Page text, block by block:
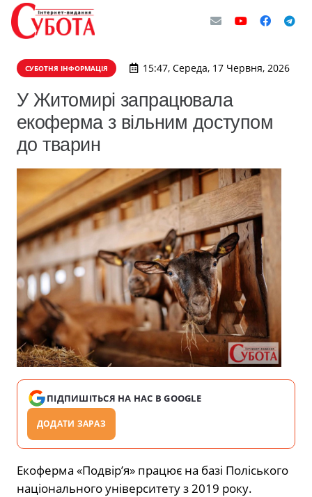
СУБОТНЯ ІНФОРМАЦІЯ 15:47, Середа, 17 Червня, 2026
У Житомирі запрацювала
екоферма з вільним доступом
до тварин
ПІДПИШІТЬСЯ НА НАС В GOOGLE
ДОДАТИ ЗАРАЗ
Екоферма «Подвірʼя» працює на базі Поліського
національного університету з 2019 року.